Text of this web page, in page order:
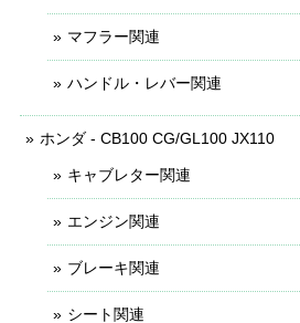
マフラー関連
ハンドル・レバー関連
ホンダ - CB100 CG/GL100 JX110
キャブレター関連
エンジン関連
ブレーキ関連
シート関連